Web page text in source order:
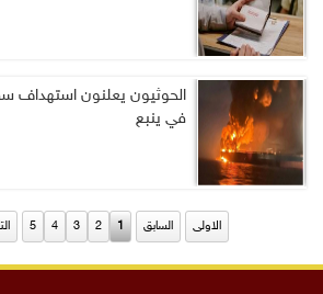
الحوثيون يعلنون استهداف
في ينبع
الاولى السابق 1
2
3
4
5